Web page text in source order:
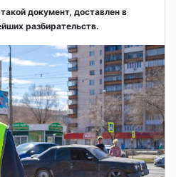
документ, доставлен в
разбирательств.